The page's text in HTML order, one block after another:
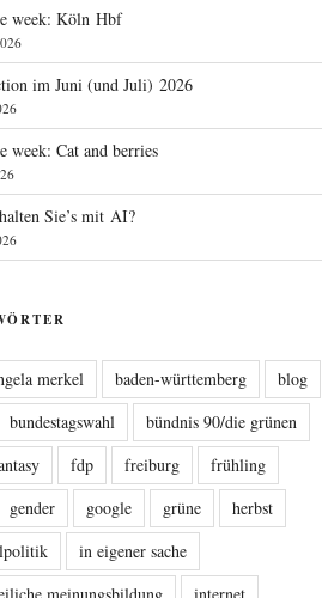
week: Köln Hbf
im Juni (und Juli) 2026
week: Cat and berries
Sie’s mit AI?
merkel baden-württemberg
blog
bundestagswahl
bündnis 90/die grünen
fdp freiburg
frühling
gender google grüne
herbst
in eigener sache